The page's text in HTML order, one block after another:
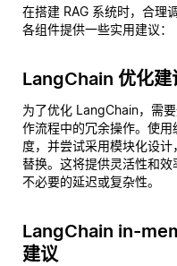
在搭建 RAG 系统时，合理
各组件提供一些实用建议：
LangChain 优化建
为了优化 LangChain，需
作流程中的冗余操作。使
度，并尝试采用模块化设
替换。这将提供灵活性和
不必要的延迟或复杂性。
LangChain in-
建议